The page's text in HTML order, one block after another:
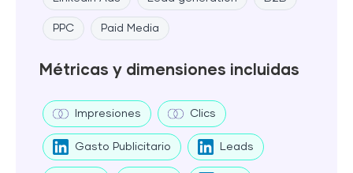
PPC Paid Media
Métricas y dimensiones incluidas
Impresiones Clics
Gasto Publicitario Leads